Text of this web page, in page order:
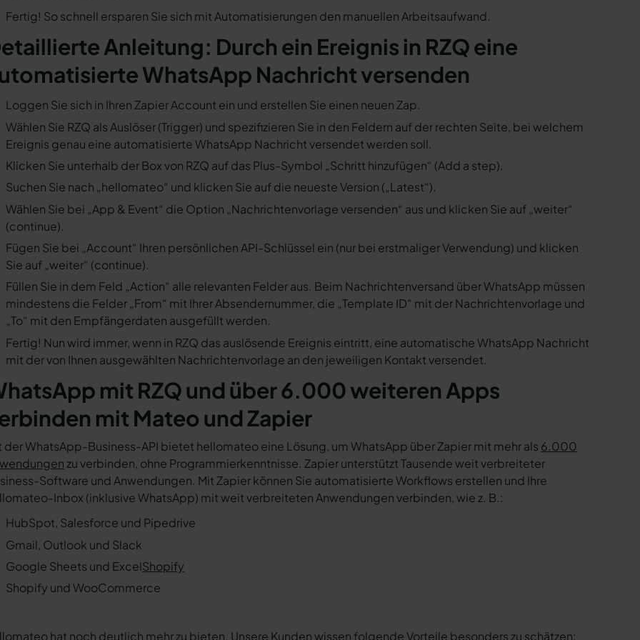
Fertig! So schnell ersparen Sie sich mit Automatisierungen den manuellen Arbeitsaufwand.
Anleitung: Durch ein Ereignis in RZQ eine
WhatsApp Nachricht versenden
Loggen Sie sich in Ihren Zapier Account ein und erstellen Sie einen neuen Zap.
Wählen Sie RZQ als Auslöser (Trigger) und spezifizieren Sie in den Feldern auf der rechten Seite, bei welchem
Ereignis genau eine automatisierte WhatsApp Nachricht versendet werden soll.
Klicken Sie unterhalb der Box von RZQ auf das Plus-Symbol „Schritt hinzufügen“ (Add a step).
Suchen Sie nach „hellomateo“ und klicken Sie auf die neueste Version („Latest“).
Wählen Sie bei „App & Event“ die Option „Nachrichtenvorlage versenden“ aus und klicken Sie auf „weiter“
(continue).
Fügen Sie bei „Account“ Ihren persönlichen API-Schlüssel ein (nur bei erstmaliger Verwendung) und klicken
Sie auf „weiter“ (continue).
Füllen Sie in dem Feld „Action“ alle relevanten Felder aus. Beim Nachrichtenversand über WhatsApp müssen
mindestens die Felder „From“ mit Ihrer Absendernummer, die „Template ID“ mit der Nachrichtenvorlage und
„To“ mit den Empfängerdaten ausgefüllt werden.
Fertig! Nun wird immer, wenn in RZQ das auslösende Ereignis eintritt, eine automatische WhatsApp Nachricht
mit der von Ihnen ausgewählten Nachrichtenvorlage an den jeweiligen Kontakt versendet.
mit RZQ und über 6.000 weiteren Apps
mit Mateo und Zapier
der WhatsApp-Business-API bietet hellomateo eine Lösung, um WhatsApp über Zapier mit mehr als 6.000
zu verbinden, ohne Programmierkenntnisse. Zapier unterstützt Tausende weit verbreiteter
Software und Anwendungen. Mit Zapier können Sie automatisierte Workflows erstellen und Ihre
Inbox (inklusive WhatsApp) mit weit verbreiteten Anwendungen verbinden, wie z. B.:
HubSpot, Salesforce und Pipedrive
Gmail, Outlook und Slack
Google Sheets und ExcelShopify
Shopify und WooCommerce
hat noch deutlich mehr zu bieten. Unsere Kunden wissen folgende Vorteile besonders zu schätzen: